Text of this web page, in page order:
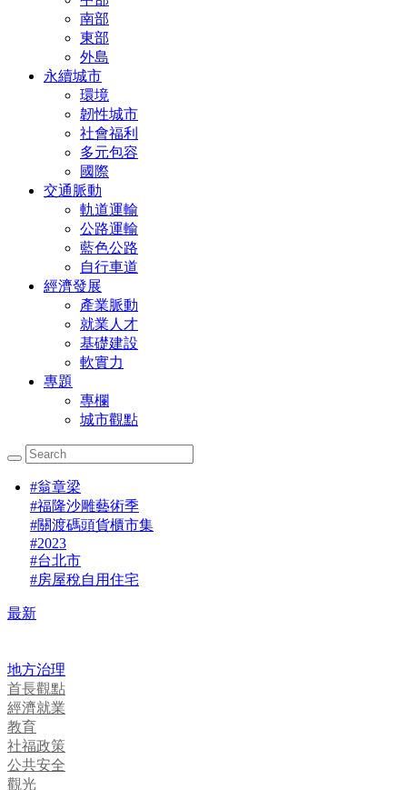
南部
東部
外島
永續城市
環境
韌性城市
社會福利
多元包容
國際
交通脈動
軌道運輸
公路運輸
藍色公路
自行車道
經濟發展
產業脈動
就業人才
基礎建設
軟實力
專題
專欄
城市觀點
#翁章梁
#福隆沙雕藝術季
#關渡碼頭貨櫃市集
#2023
#台北市
#房屋稅自用住宅
最新
地方治理
首長觀點
經濟就業
教育
社福政策
公共安全
觀光